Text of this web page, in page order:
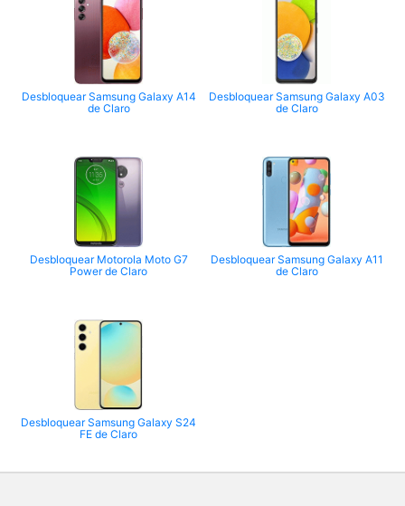
Desbloquear Samsung Galaxy A14
de Claro
Desbloquear Samsung Galaxy A03
de Claro
Desbloquear Motorola Moto G7
Power de Claro
Desbloquear Samsung Galaxy A11
de Claro
Desbloquear Samsung Galaxy S24
FE de Claro